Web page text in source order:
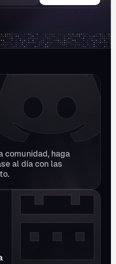
comunidad, haga
al día con las